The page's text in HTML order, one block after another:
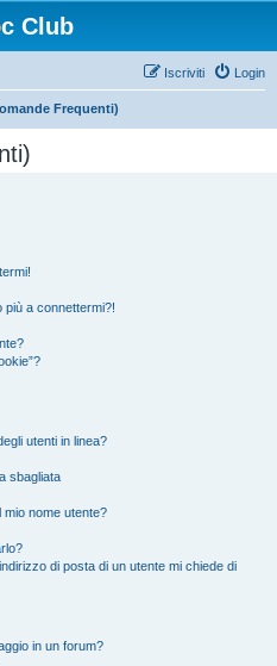
Club
Login
Iscriviti
Frequenti)
più a connettermi?!
utenti in linea?
sbagliata
mio nome utente?
di posta di un utente mi chiede di
in un forum?